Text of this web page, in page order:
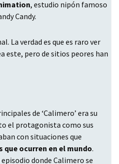
, estudio nipón famoso
Candy.
La verdad es que es raro ver
este, pero de sitios peores han
de ‘Calimero’ era su
el protagonista como sus
con situaciones que
que ocurren en el mundo.
donde Calimero se